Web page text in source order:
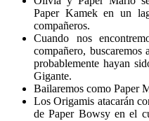
Paper Kamek en un
compañeros.
Cuando nos
compañero, buscaremos
probablemente hayan
Gigante.
Bailaremos como Paper
Los Origamis atacarán
de Paper Bowsy en el